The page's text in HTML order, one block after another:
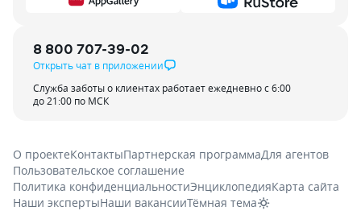
8 800 707-39-02
Открыть чат в приложении
Служба заботы о клиентах работает ежедневно с 6:00
до 21:00 по МСК
О проектеКонтактыПартнерская программаДля агентов
Пользовательское соглашение
Политика конфиденциальностиЭнциклопедияКарта сайта
Наши экспертыНаши вакансииТёмная тема